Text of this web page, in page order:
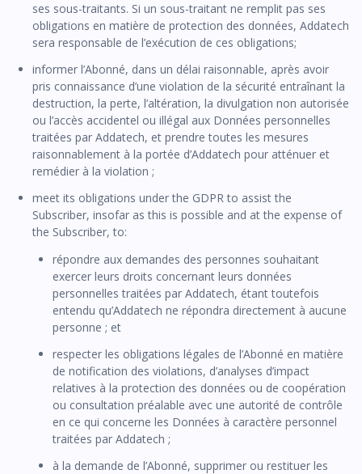
ses sous-traitants. Si un sous-traitant ne remplit pas ses
obligations en matière de protection des données, Addatech
sera responsable de l’exécution de ces obligations;
informer l’Abonné, dans un délai raisonnable, après avoir
pris connaissance d’une violation de la sécurité entraînant la
destruction, la perte, l’altération, la divulgation non autorisée
ou l’accès accidentel ou illégal aux Données personnelles
traitées par Addatech, et prendre toutes les mesures
raisonnablement à la portée d’Addatech pour atténuer et
remédier à la violation ;
meet its obligations under the GDPR to assist the
Subscriber, insofar as this is possible and at the expense of
the Subscriber, to:
répondre aux demandes des personnes souhaitant
exercer leurs droits concernant leurs données
personnelles traitées par Addatech, étant toutefois
entendu qu’Addatech ne répondra directement à aucune
personne ; et
respecter les obligations légales de l’Abonné en matière
de notification des violations, d’analyses d’impact
relatives à la protection des données ou de coopération
ou consultation préalable avec une autorité de contrôle
en ce qui concerne les Données à caractère personnel
traitées par Addatech ;
à la demande de l’Abonné, supprimer ou restituer les